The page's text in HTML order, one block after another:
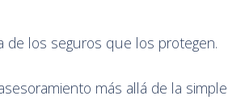
de los seguros que los protegen.
más allá de la simple